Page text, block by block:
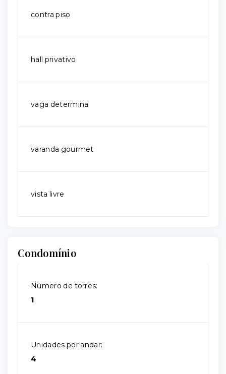
contra piso
hall privativo
vaga determina
varanda gourmet
vista livre
Condomínio
Número de torres:
1
Unidades por andar:
4